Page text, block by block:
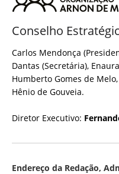
Conselho
Carlos Mendonça
Dantas (Secretária),
Humberto Gomes de
Hênio de Gouveia.
Diretor Executivo:
Endereço da Redação,